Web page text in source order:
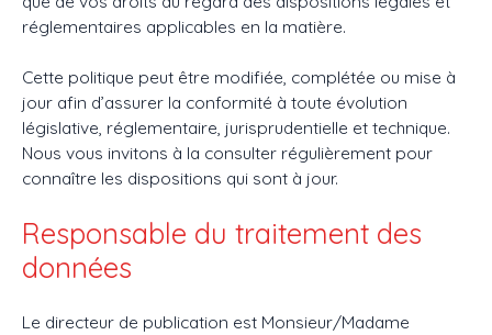
réglementaires applicables en la matière.
Cette politique peut être modifiée, complétée ou mise à
jour afin d’assurer la conformité à toute évolution
législative, réglementaire, jurisprudentielle et technique.
Nous vous invitons à la consulter régulièrement pour
connaître les dispositions qui sont à jour.
Responsable du traitement des
données
Le directeur de publication est Monsieur/Madame